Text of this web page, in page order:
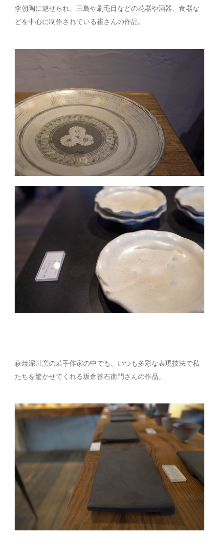
李朝陶に魅せられ、三島や刷毛目などの花器や酒器、食器な
どを中心に制作されている崔さんの作品。
萩焼深川窯の若手作家の中でも、いつも多彩な表現技法で私
たちを驚かせてくれる坂倉善右衛門さんの作品。